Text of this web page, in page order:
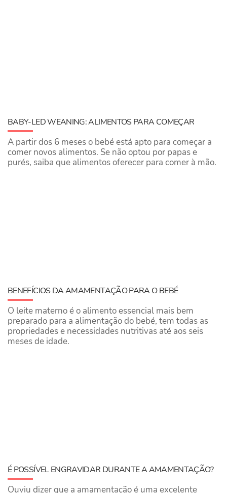
BABY-LED WEANING: ALIMENTOS PARA COMEÇAR
A partir dos 6 meses o bebé está apto para começar a
comer novos alimentos. Se não optou por papas e
purés, saiba que alimentos oferecer para comer à mão.
BENEFÍCIOS DA AMAMENTAÇÃO PARA O BEBÉ
O leite materno é o alimento essencial mais bem
preparado para a alimentação do bebé, tem todas as
propriedades e necessidades nutritivas até aos seis
meses de idade.
É POSSÍVEL ENGRAVIDAR DURANTE A AMAMENTAÇÃO?
Ouviu dizer que a amamentação é uma excelente